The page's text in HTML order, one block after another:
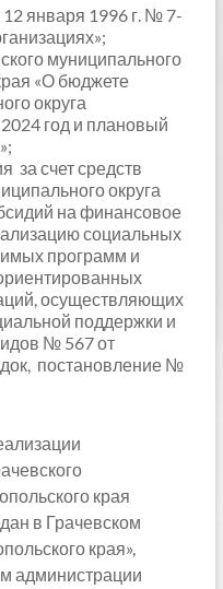
января 1996 г. № 7-
муниципального
«О бюджете
округа
год и плановый
за счет средств
округа
на финансовое
социальных
программ и
осуществляющих
поддержки и
№ 567 от
постановление №
края
в Грачевском
края»,
администрации